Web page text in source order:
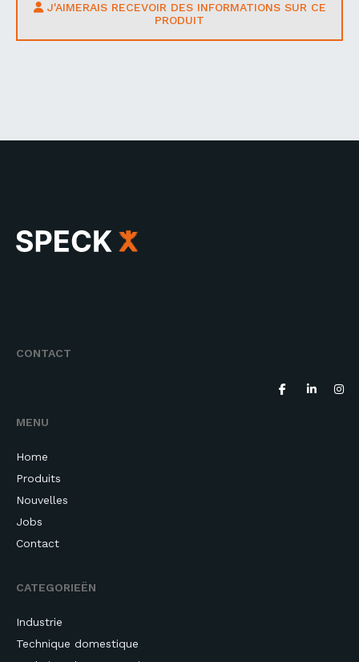
J'AIMERAIS RECEVOIR DES INFORMATIONS SUR CE
PRODUIT
CONTACT
MENU
Home
Produits
Nouvelles
Jobs
Contact
CATEGORIEËN
Industrie
Technique domestique